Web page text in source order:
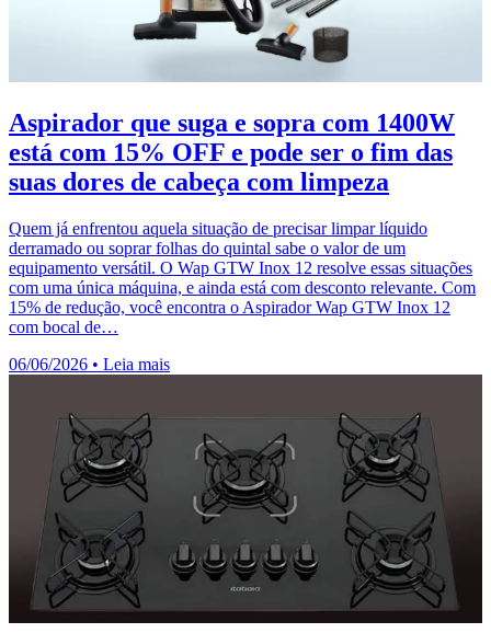
Aspirador que suga e sopra com 1400W
está com 15% OFF e pode ser o fim das
suas dores de cabeça com limpeza
Quem já enfrentou aquela situação de precisar limpar líquido
derramado ou soprar folhas do quintal sabe o valor de um
equipamento versátil. O Wap GTW Inox 12 resolve essas situações
com uma única máquina, e ainda está com desconto relevante. Com
15% de redução, você encontra o Aspirador Wap GTW Inox 12
com bocal de…
06/06/2026 • Leia mais